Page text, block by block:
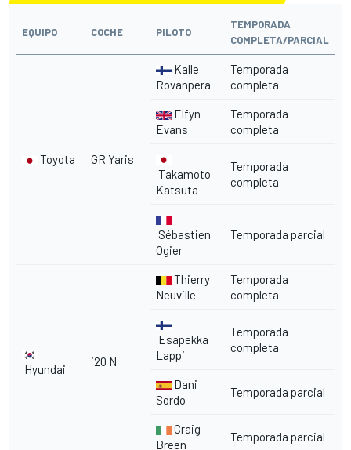
EQUIPO COCHE PILOTO
TEMPORADA
COMPLETA/PARCIAL
Toyota GR Yaris
Kalle
Rovanpera
Temporada
completa
Elfyn
Evans
Temporada
completa
Takamoto
Katsuta
Temporada
completa
Sébastien
Ogier
Temporada parcial
Hyundai
i20 N
Thierry
Neuville
Temporada
completa
Esapekka
Lappi
Temporada
completa
Dani
Sordo
Temporada parcial
Craig
Breen
Temporada parcial